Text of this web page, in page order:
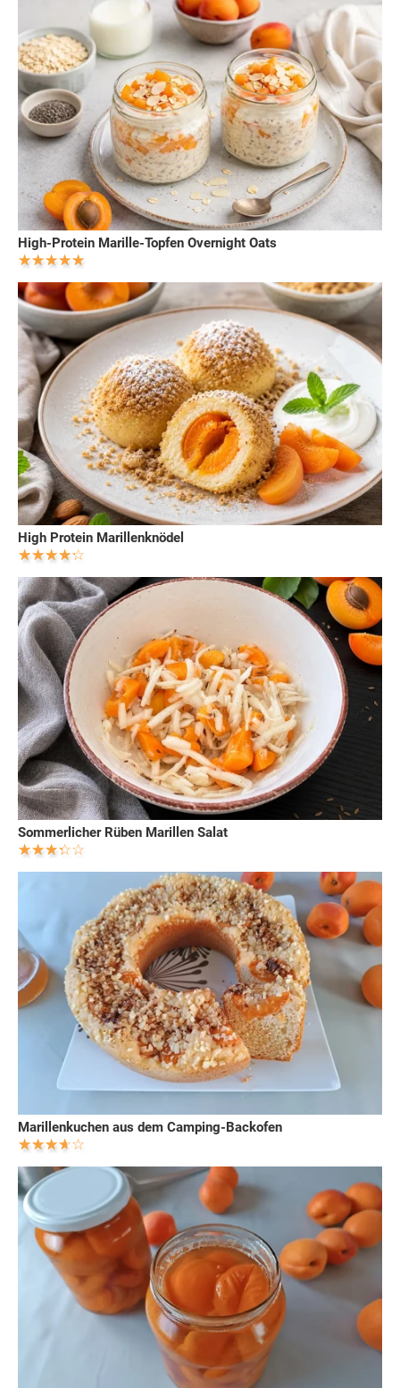
High-Protein Marille-Topfen Overnight Oats
High Protein Marillenknödel
Sommerlicher Rüben Marillen Salat
Marillenkuchen aus dem Camping-Backofen